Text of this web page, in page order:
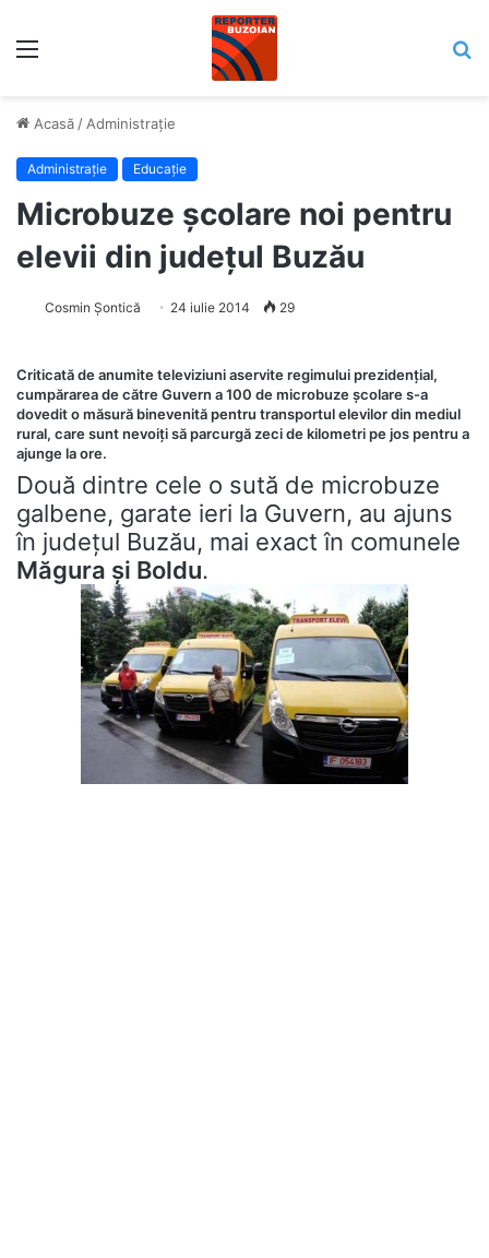
Acasă / Administrație
Administrație Educaţie
Microbuze școlare noi pentru
elevii din județul Buzău
Cosmin Șontică 24 iulie 2014 29
Criticată de anumite televiziuni aservite regimului prezidențial,
cumpărarea de către Guvern a 100 de microbuze școlare s-a
dovedit o măsură binevenită pentru transportul elevilor din mediul
rural, care sunt nevoiți să parcurgă zeci de kilometri pe jos pentru a
ajunge la ore.
Două dintre cele o sută de microbuze
galbene, garate ieri la Guvern, au ajuns
în județul Buzău, mai exact în comunele
Măgura și Boldu.